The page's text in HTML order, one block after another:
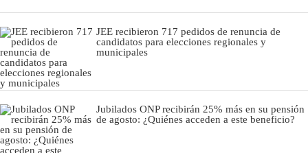
JEE recibieron 717 pedidos de renuncia de
candidatos para elecciones regionales y
municipales
Jubilados ONP recibirán 25% más en su pensión
de agosto: ¿Quiénes acceden a este beneficio?